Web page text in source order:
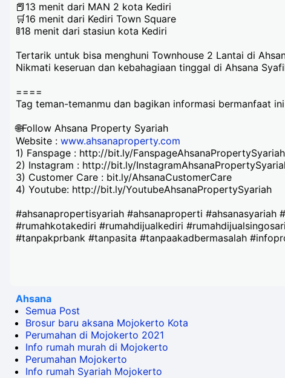
📕13 menit dari MAN 2 kota Kediri
🛒16 menit dari Kediri Town Square
🚦18 menit dari stasiun kota Kediri
Tertarik untuk bisa menghuni Townhouse 2 Lantai di
Nikmati keseruan dan kebahagiaan tinggal di Ahsana
====
Tag teman-temanmu dan bagikan informasi bermanfaat ini
🌐Follow Ahsana Property Syariah
Website : www.ahsanaproperty.com
1) Fanspage : http://bit.ly/FanspageAhsanaPropertySyariah
2) Instagram : http://bit.ly/
3) Customer Care : bit.ly/AhsanaCustomerCare
4) Youtube: http://bit.ly/YoutubeAhsanaPropertySyariah
#ahsanapropertisyariah #ahsanaproperti #ahsanasyariah
#rumahkotakediri #rumahdijualkediri
#tanpakprbank #tanpasita #tanpaakadbermasalah
Ahsana
Semua Post
Brosur baru aksana Mojokerto Kota
Perumahan di Mojokerto 2021
Info rumah murah di Mojokerto
Perumahan Mojokerto
Info rumah Syariah Mojokerto